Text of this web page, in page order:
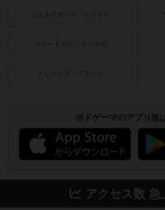
ヴォルフガング・クラマー
フリードマン・フリーゼ
クレメンス・フランツ
ボドゲーマのアプリ版
アクセス数 急